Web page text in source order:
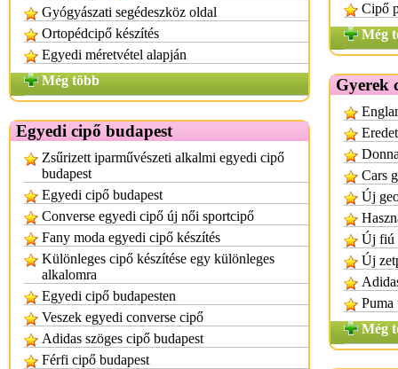
Gyógyászati segédeszköz oldal
Ortopédcipő készítés
Egyedi méretvétel alapján
Még több
Egyedi cipő budapest
Zsűrizett iparművészeti alkalmi egyedi cipő
budapest
Egyedi cipő budapest
Converse egyedi cipő új női sportcipő
Fany moda egyedi cipő készítés
Különleges cipő készítése egy különleges
alkalomra
Egyedi cipő budapesten
Veszek egyedi converse cipő
Adidas szöges cipő budapest
Férfi cipő budapest
Cipő
Még
Gyerek
Cars
Új
Új fiú
Új
Még